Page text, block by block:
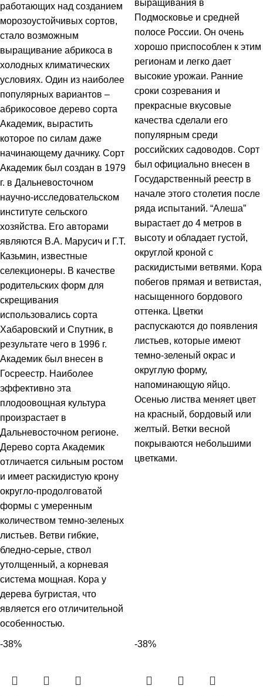
работающих над созданием
морозоустойчивых сортов,
стало возможным
выращивание абрикоса в
холодных климатических
условиях. Один из наиболее
популярных вариантов –
абрикосовое дерево сорта
Академик, вырастить
которое по силам даже
начинающему дачнику. Сорт
Академик был создан в 1979
г. в Дальневосточном
научно-исследовательском
институте сельского
хозяйства. Его авторами
являются В.А. Марусич и Г.Т.
Казьмин, известные
селекционеры. В качестве
родительских форм для
скрещивания
использовались сорта
Хабаровский и Спутник, в
результате чего в 1996 г.
Академик был внесен в
Госреестр. Наиболее
эффективно эта
плодоовощная культура
произрастает в
Дальневосточном регионе.
Дерево сорта Академик
отличается сильным ростом
и имеет раскидистую крону
округло-продолговатой
формы с умеренным
количеством темно-зеленых
листьев. Ветви гибкие,
бледно-серые, ствол
утолщенный, а корневая
система мощная. Кора у
дерева бугристая, что
является его отличительной
особенностью.
выращивания в
Подмосковье и средней
полосе России. Он очень
хорошо приспособлен к этим
регионам и легко дает
высокие урожаи. Ранние
сроки созревания и
прекрасные вкусовые
качества сделали его
популярным среди
российских садоводов. Сорт
был официально внесен в
Государственный реестр в
начале этого столетия после
ряда испытаний. “Алеша”
вырастает до 4 метров в
высоту и обладает густой,
округлой кроной с
раскидистыми ветвями. Кора
побегов прямая и ветвистая,
насыщенного бордового
оттенка. Цветки
распускаются до появления
листьев, которые имеют
темно-зеленый окрас и
округлую форму,
напоминающую яйцо.
Осенью листва меняет цвет
на красный, бордовый или
желтый. Ветки весной
покрываются небольшими
цветками.
-38% -38%